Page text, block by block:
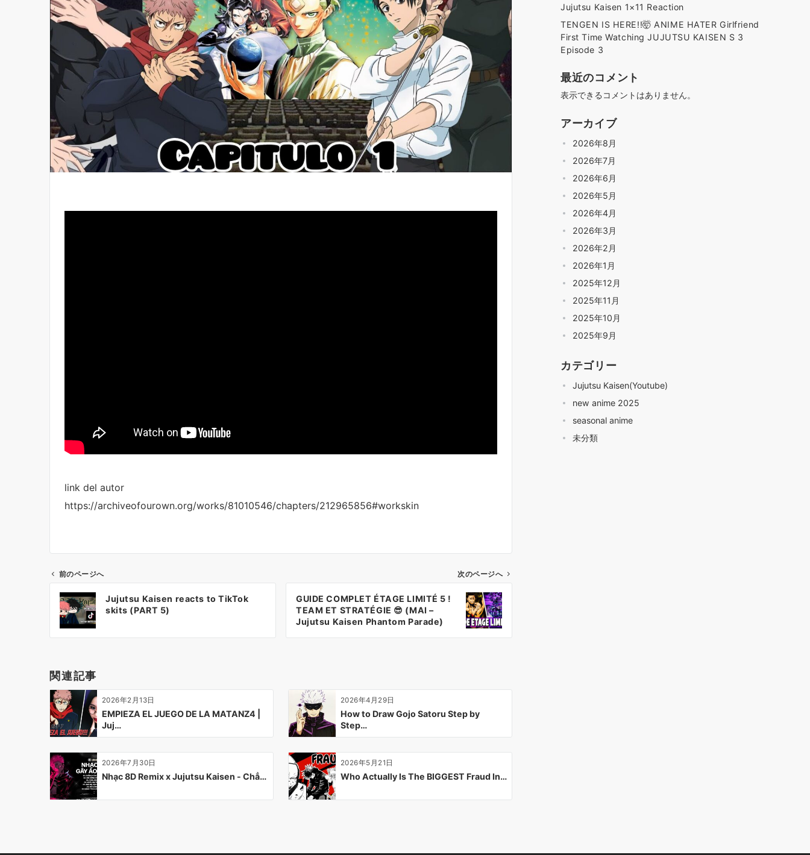
link del autor
https://archiveofourown.org/works/81010546/chapters/212965856#workskin
シ
ョ
ン
前のページへ
Jujutsu Kaisen reacts to TikTok
skits (PART 5)
次のページへ
GUIDE COMPLET ÉTAGE LIMITÉ 5 !
TEAM ET STRATÉGIE 😎 (MAI –
Jujutsu Kaisen Phantom Parade)
関連記事
2026年2月13日
EMPIEZA EL JUEGO DE LA MATANZ4 |
Juj…
2026年4月29日
How to Draw Gojo Satoru Step by
Step…
2026年7月30日
Nhạc 8D Remix x Jujutsu Kaisen - Chẳ…
2026年5月21日
Who Actually Is The BIGGEST Fraud In…
Jujutsu Kaisen 1×11 Reaction
TENGEN IS HERE!!🤯 ANIME HATER Girlfriend
First Time Watching JUJUTSU KAISEN S 3
Episode 3
最近のコメント
表示できるコメントはありません。
アーカイブ
2026年8月
2026年7月
2026年6月
2026年5月
2026年4月
2026年3月
2026年2月
2026年1月
2025年12月
2025年11月
2025年10月
2025年9月
カテゴリー
Jujutsu Kaisen(Youtube)
new anime 2025
seasonal anime
未分類